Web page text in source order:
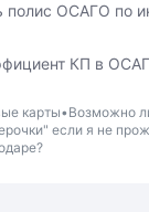
ОСАГО по
КП в
карты Возможно
если я не